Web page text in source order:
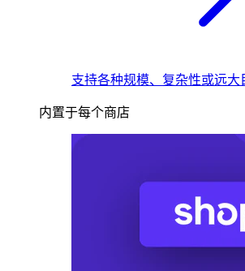
支持各种规模、复杂性或远大
内置于每个商店